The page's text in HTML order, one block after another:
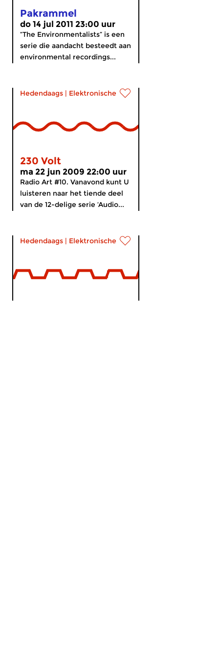
Pakrammel
do 14 jul 2011 23:00 uur
“The Environmentalists” is een
serie die aandacht besteedt aan
environmental recordings...
Hedendaags | Elektronische muziek
230 Volt
ma 22 jun 2009 22:00 uur
Radio Art #10. Vanavond kunt U
luisteren naar het tiende deel
van de 12-delige serie ‘Audio...
Hedendaags | Elektronische muziek